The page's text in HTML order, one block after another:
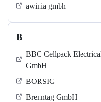
awinia gmbh
B
BBC Cellpack
GmbH
BORSIG
Brenntag GmbH